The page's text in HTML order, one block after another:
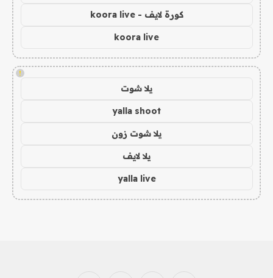
كورة لايف - koora live
koora live
!
يلا شوت
yalla shoot
يلا شوت زون
يلا لايف
yalla live